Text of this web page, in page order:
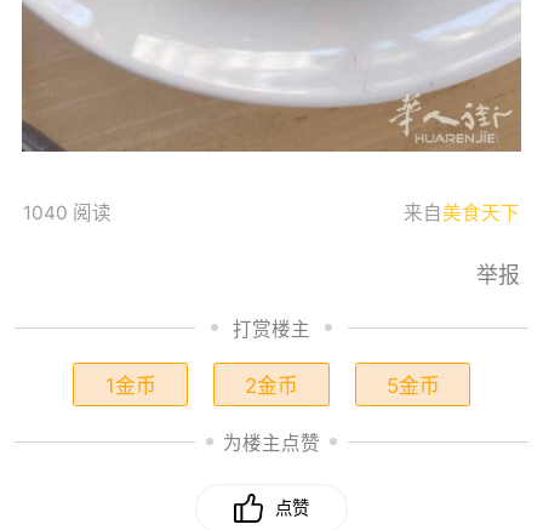
1040 阅读 来自美食天下
举报
打赏楼主
1金币 2金币 5金币
为楼主点赞
点赞